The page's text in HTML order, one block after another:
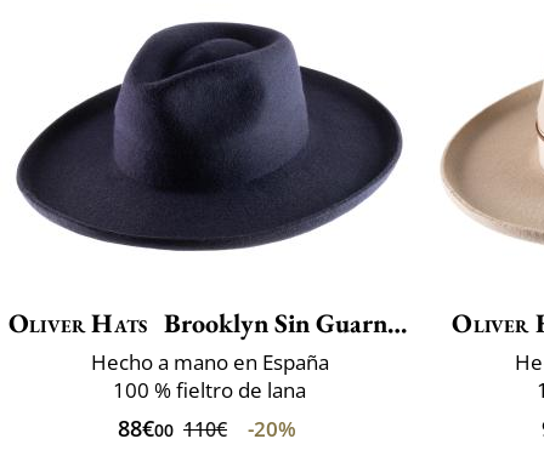
Oliver Hats Brooklyn Sin Guarnicion
Hecho a mano en España
100 % fieltro de lana
88€00 110€ -20%
Oliver